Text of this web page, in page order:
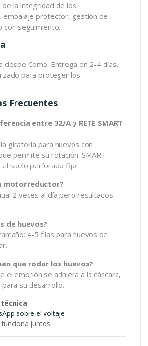
de la integridad de los
embalaje protector, gestión de
con seguimiento.
desde Como. Entrega en 2-4 días.
para proteger los
Frecuentes
entre 32/A y RETE SMART
giratoria para huevos con
permite su rotación. SMART
el suelo perforado fijo.
motorreductor?
2 veces al día pero resultados
de huevos?
4-5 filas para huevos de
que rodar los huevos?
el embrión se adhiera a la cáscara,
para su desarrollo.
sobre el voltaje
juntos.